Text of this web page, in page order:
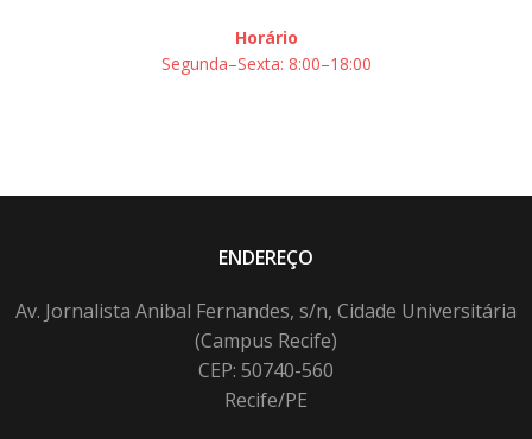
Horário
Segunda–Sexta: 8:00–18:00
ENDEREÇO
Av. Jornalista Anibal Fernandes, s/n, Cidade Universitária
(Campus Recife)
CEP: 50740-560
Recife/PE